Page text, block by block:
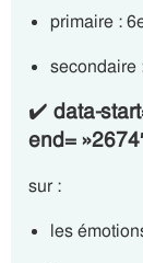
primaire :
secondaire
✔️ data-
end=
sur :
les